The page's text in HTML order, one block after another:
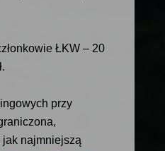
ŁKW – 20
przy
najmniejszą